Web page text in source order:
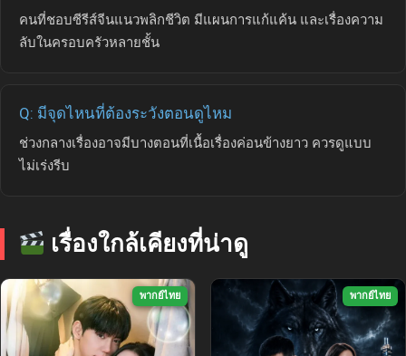
คนที่ชอบซีรีส์จีนแนวพลิกชีวิต มีแผนการแก้แค้น และเรื่องความ
ลับในครอบครัวหลายชั้น
Q: มีจุดไหนที่ต้องระวังตอนดูไหม
ช่วงกลางเรื่องอาจมีบางตอนที่เนื้อเรื่องค่อนข้างยาว ควรดูแบบ
ไม่เร่งรีบ
เรื่องใกล้เคียงที่น่าดู
พากย์ไทย พากย์ไทย